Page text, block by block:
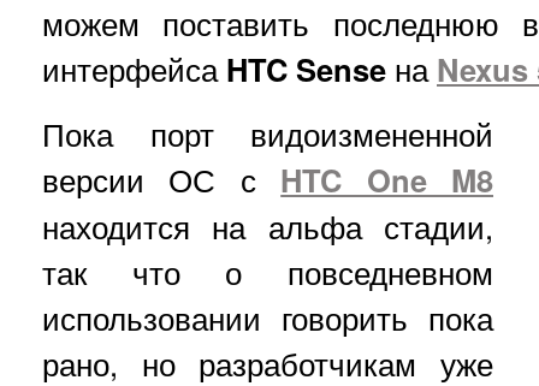
можем поставить последнюю
интерфейсаHTC Sense наNexus
Пока порт видоизмененной
версии ОС с HTC One M8
находится на альфа стадии,
так что о повседневном
использовании говорить пока
рано, но разработчикам уже